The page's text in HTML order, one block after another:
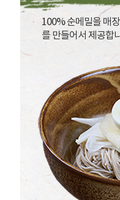
100% 순메밀을 매
를 만들어서 제공합